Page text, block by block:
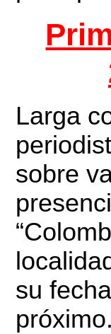
Larga
sobre
su
próximo.